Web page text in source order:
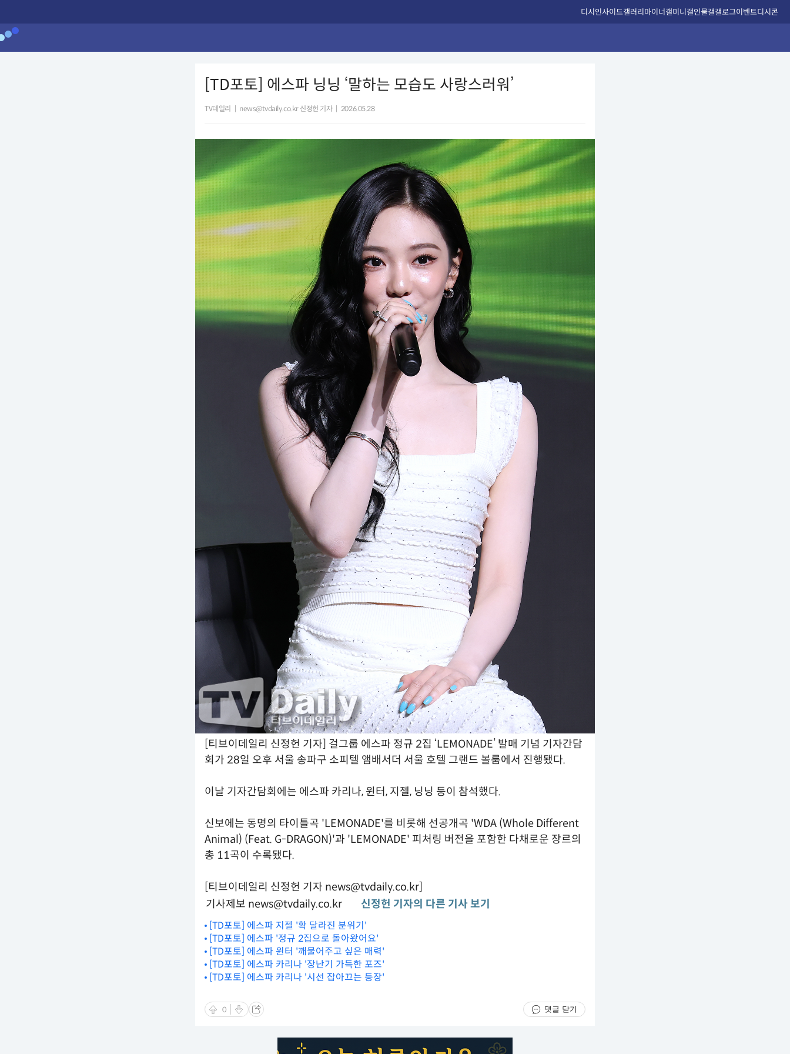
디시인사이드갤러리마이너갤미니갤인물갤갤로그이벤트디시콘
[TD포토] 에스파 닝닝 ‘말하는 모습도 사랑스러워’
TV데일리 news@tvdaily.co.kr 신정헌 기자 2026.05.28
[티브이데일리 신정헌 기자] 걸그룹 에스파 정규 2집 ‘LEMONADE’ 발매 기념 기자간담
회가 28일 오후 서울 송파구 소피텔 앰배서더 서울 호텔 그랜드 볼룸에서 진행됐다.
이날 기자간담회에는 에스파 카리나, 윈터, 지젤, 닝닝 등이 참석했다.
신보에는 동명의 타이틀곡 'LEMONADE'를 비롯해 선공개곡 'WDA (Whole Different
Animal) (Feat. G-DRAGON)'과 'LEMONADE' 피처링 버전을 포함한 다채로운 장르의
총 11곡이 수록됐다.
[티브이데일리 신정헌 기자 news@tvdaily.co.kr]
기사제보 news@tvdaily.co.kr 신정헌 기자의 다른 기사 보기
[TD포토] 에스파 지젤 '확 달라진 분위기'
[TD포토] 에스파 '정규 2집으로 돌아왔어요'
[TD포토] 에스파 윈터 '깨물어주고 싶은 매력'
[TD포토] 에스파 카리나 '장난기 가득한 포즈'
[TD포토] 에스파 카리나 '시선 잡아끄는 등장'
0 댓글 닫기